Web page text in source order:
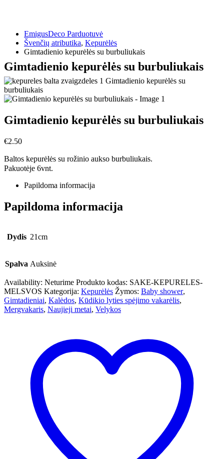
EmigusDeco Parduotuvė
Švenčių atributika, Kepurėlės
Gimtadienio kepurėlės su burbuliukais
Gimtadienio kepurėlės su burbuliukais
Gimtadienio kepurėlės su burbuliukais
€2.50
Baltos kepurėlės su rožinio aukso burbuliukais.
Pakuotėje 6vnt.
Papildoma informacija
Papildoma informacija
Dydis 21cm
Spalva Auksinė
Availability: Neturime Produkto kodas: SAKE-KEPURELES-
MELSVOS Kategorija: Kepurėlės Žymos: Baby shower,
Gimtadieniai, Kalėdos, Kūdikio lyties spėjimo vakarėlis,
Mergvakaris, Naujieji metai, Velykos